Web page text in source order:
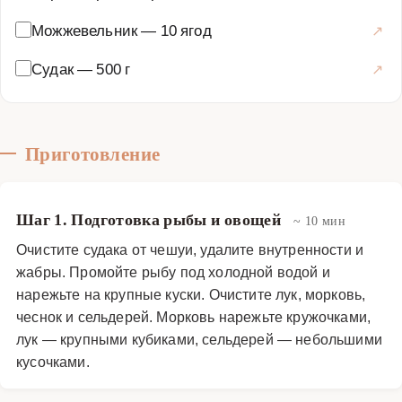
Можжевельник— 10 ягод
Судак— 500 г
Приготовление
Шаг 1. Подготовка рыбы и овощей ~ 10 мин
Очистите судака от чешуи, удалите внутренности и
жабры. Промойте рыбу под холодной водой и
нарежьте на крупные куски. Очистите лук, морковь,
чеснок и сельдерей. Морковь нарежьте кружочками,
лук — крупными кубиками, сельдерей — небольшими
кусочками.